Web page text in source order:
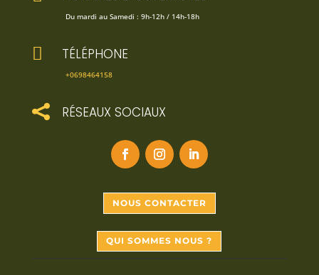
Du mardi au Samedi : 9h-12h / 14h-18h
 TÉLÉPHONE
+0698464158
 RÉSEAUX SOCIAUX
NOUS CONTACTER
QUI SOMMES NOUS ?